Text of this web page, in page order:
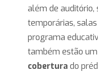
além de auditório,
temporárias,
programa
também estão um
coberturado